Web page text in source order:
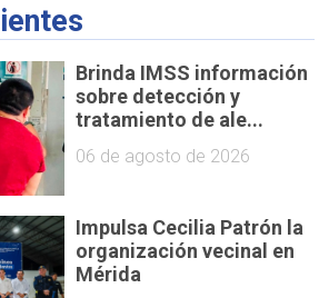
Brinda IMSS información
sobre detección y
tratamiento de ale...
06 de agosto de 2026
Impulsa Cecilia Patrón la
organización vecinal en
Mérida